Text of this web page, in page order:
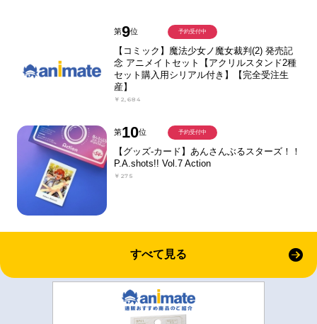
第9位
【コミック】魔法少女ノ魔女裁判(2) 発売記
念 アニメイトセット【アクリルスタンド2種
セット購入用シリアル付き】【完全受注生
産】
￥2,684
予約受付中
第10位
【グッズ-カード】あんさんぶるスターズ！！
P.A.shots!! Vol.7 Action
￥275
予約受付中
すべて見る